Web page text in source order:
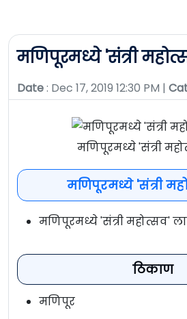
मणिपूरमध्ये 'संत्री
Date: Dec 17, 2019 12:30 PM |
मणिपूरमध्ये 'संत्री
मणिपूरमध्ये 'संत्री
मणिपूरमध्ये 'संत्री महोत्सव'
ठिकाण
मणिपूर